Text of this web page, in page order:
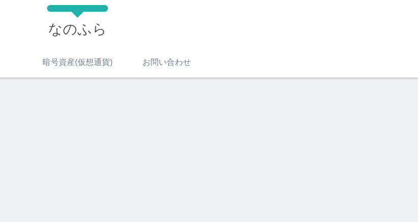
なのふら
暗号資産(仮想通貨) お問い合わせ